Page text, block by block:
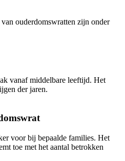
ouderdomswratten zijn onder
vanaf middelbare leeftijd. Het
der jaren.
voor bij bepaalde families. Het
toe met het aantal betrokken